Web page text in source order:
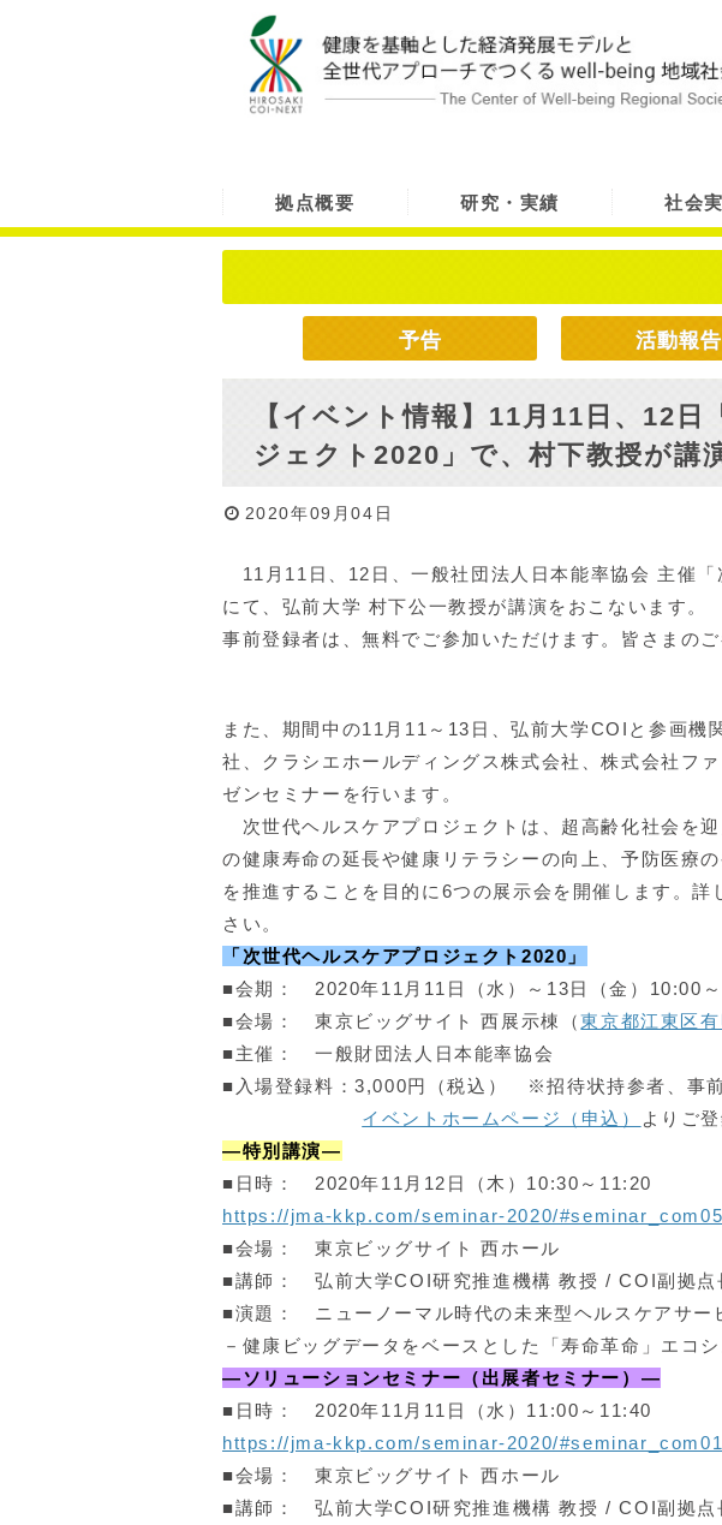
拠点概要 研究・実績 社会
予告 活動報告
【イベント情報】11月11日、12日
ジェクト2020」で、村下教授が講
2020年09月04日
11月11日、12日、一般社団法人日本能率協会 主催
にて、弘前大学 村下公一教授が講演をおこないます。
事前登録者は、無料でご参加いただけます。皆さまの
また、期間中の11月11～13日、弘前大学COIと参画機
社、クラシエホールディングス株式会社、株式会社フ
ゼンセミナーを行います。
次世代ヘルスケアプロジェクトは、超高齢化社会を
の健康寿命の延長や健康リテラシーの向上、予防医療
を推進することを目的に6つの展示会を開催します。詳
さい。
「次世代ヘルスケアプロジェクト2020」
■会期： 2020年11月11日（水）～13日（金）10:00
■会場： 東京ビッグサイト 西展示棟（東京都江東区
■主催： 一般財団法人日本能率協会
■入場登録料：3,000円（税込） ※招待状持参者、事前
イベントホームページ（申込）
よりご
―特別講演―
■日時： 2020年11月12日（木）10:30～11:20
https://jma-kkp.com/seminar-2020/#seminar_com05
■会場： 東京ビッグサイト 西ホール
■講師： 弘前大学COI研究推進機構 教授 / COI副拠点
■演題： ニューノーマル時代の未来型ヘルスケアサー
－健康ビッグデータをベースとした「寿命革命」エコ
―ソリューションセミナー （ 出展者セミナー ）―
■日時： 2020年11月11日（水）11:00～11:40
https://jma-kkp.com/seminar-2020/#seminar_com01
■会場： 東京ビッグサイト 西ホール
■講師： 弘前大学COI研究推進機構 教授 / COI副拠点